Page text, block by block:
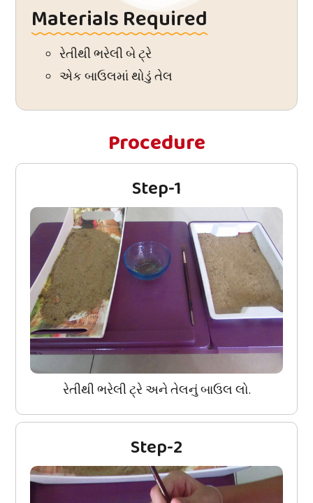
Materials Required
રેતીથી ભરેલી બે ટ્રે
એક બાઉલમાં થોડું તેલ
Procedure
Step-1
રેતીથી ભરેલી ટ્રે અને તેલનું બાઉલ લો.
Step-2